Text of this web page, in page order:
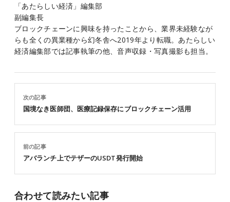
「あたらしい経済」編集部
副編集長
ブロックチェーンに興味を持ったことから、業界未経験なが
らも全くの異業種から幻冬舎へ2019年より転職。あたらしい
経済編集部では記事執筆の他、音声収録・写真撮影も担当。
前の記事
アバランチ上でテザーのUSDT発行開始
次の記事
国境なき医師団、医療記録保存にブロックチェーン活用
合わせて読みたい記事